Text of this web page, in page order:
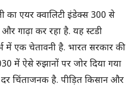
का एयर क्वालिटी इंडेक्स 300 से
गाढ़ा कर रहा है. यह स्टडी
में एक चेतावनी है. भारत सरकार की
में ऐसे रुझानों पर जोर दिया गया
दर चिंताजनक है. पीड़ित किसान और